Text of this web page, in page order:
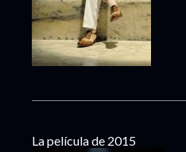
La película de 2015